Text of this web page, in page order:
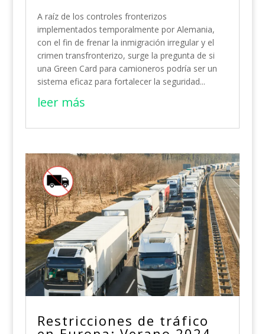
A raíz de los controles fronterizos
implementados temporalmente por Alemania,
con el fin de frenar la inmigración irregular y el
crimen transfronterizo, surge la pregunta de si
una Green Card para camioneros podría ser un
sistema eficaz para fortalecer la seguridad...
leer más
Restricciones de tráfico